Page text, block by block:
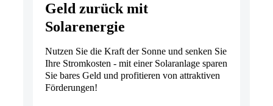
Geld zurück mit
Solarenergie
Nutzen Sie die Kraft der Sonne und senken Sie
Ihre Stromkosten - mit einer Solaranlage sparen
Sie bares Geld und profitieren von attraktiven
Förderungen!